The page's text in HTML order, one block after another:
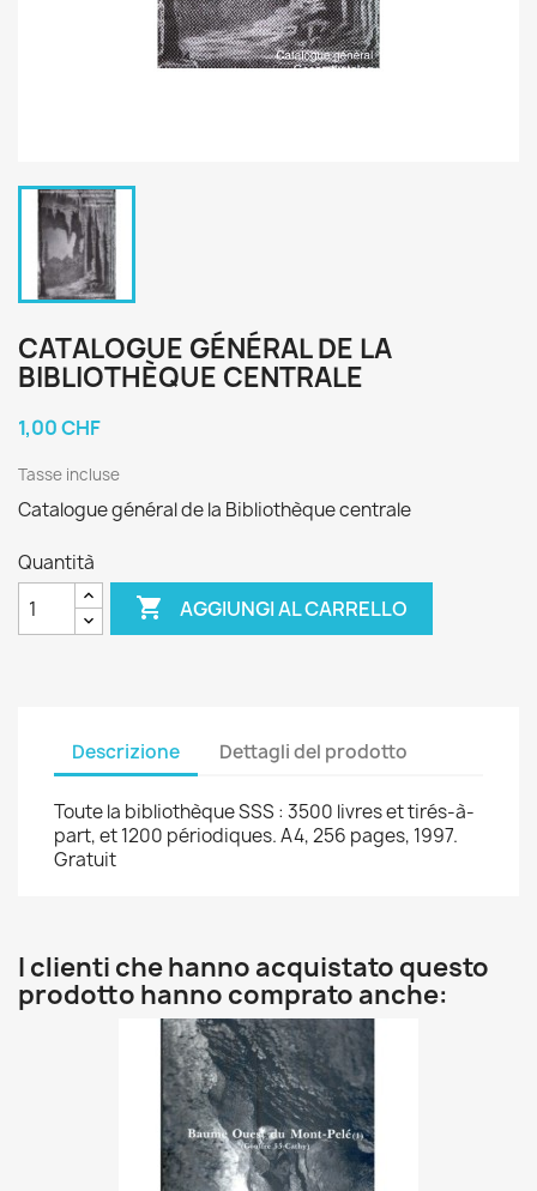
CATALOGUE GÉNÉRAL DE LA
BIBLIOTHÈQUE CENTRALE
1,00 CHF
Tasse incluse
Catalogue général de la Bibliothèque centrale
Quantità
 AGGIUNGI AL CARRELLO
Descrizione Dettagli del prodotto
Toute la bibliothèque SSS : 3500 livres et tirés-à-
part, et 1200 périodiques. A4, 256 pages, 1997.
Gratuit
I clienti che hanno acquistato questo
prodotto hanno comprato anche: